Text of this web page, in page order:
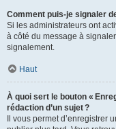
Comment puis-je signaler
Si les administrateurs ont
à côté du message à
signalement.
Haut
À quoi sert le bouton «
rédaction d’un sujet ?
Il vous permet